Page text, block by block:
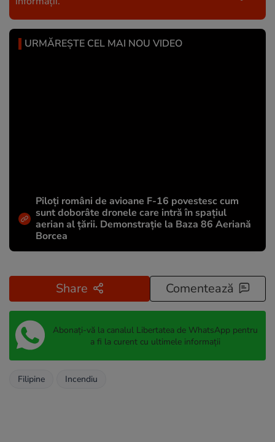
URMĂREȘTE CEL MAI NOU VIDEO
Piloți români de avioane F-16 povestesc cum
sunt doborâte dronele care intră în spațiul
aerian al țării. Demonstrație la Baza 86 Aeriană
Borcea
Share Comentează
Abonați-vă la canalul Libertatea de WhatsApp pentru
a fi la curent cu ultimele informații
Filipine Incendiu